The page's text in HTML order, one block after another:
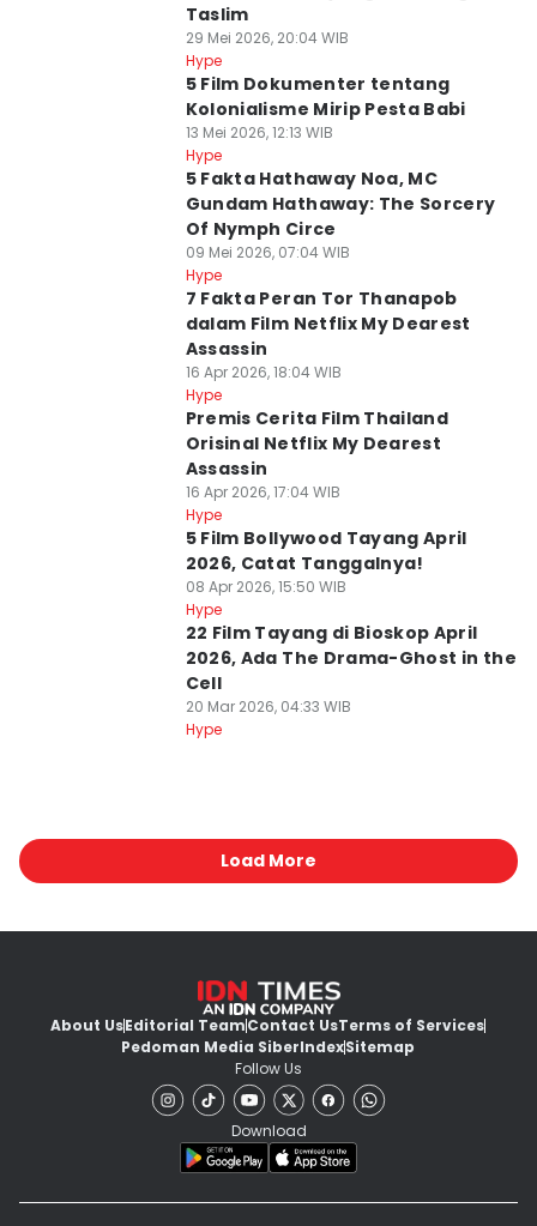
Taslim
29 Mei 2026, 20:04 WIB
Hype
5 Film Dokumenter tentang
Kolonialisme Mirip Pesta Babi
13 Mei 2026, 12:13 WIB
Hype
5 Fakta Hathaway Noa, MC
Gundam Hathaway: The Sorcery
Of Nymph Circe
09 Mei 2026, 07:04 WIB
Hype
7 Fakta Peran Tor Thanapob
dalam Film Netflix My Dearest
Assassin
16 Apr 2026, 18:04 WIB
Hype
Premis Cerita Film Thailand
Orisinal Netflix My Dearest
Assassin
16 Apr 2026, 17:04 WIB
Hype
5 Film Bollywood Tayang April
2026, Catat Tanggalnya!
08 Apr 2026, 15:50 WIB
Hype
22 Film Tayang di Bioskop April
2026, Ada The Drama-Ghost in the
Cell
20 Mar 2026, 04:33 WIB
Hype
Load More
About UsEditorial TeamContact UsTerms of Services
Pedoman Media SiberIndexSitemap
Follow Us
Download